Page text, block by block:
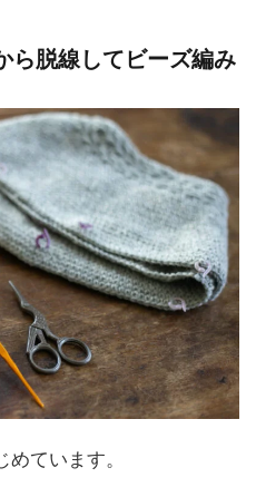
ら脱線してビーズ編み
ています。